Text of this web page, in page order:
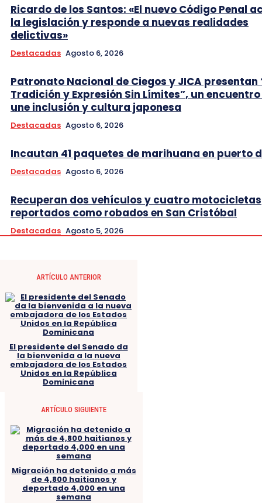
Ricardo de los Santos: «El nuevo Código Penal
la legislación y responde a nuevas realidades
delictivas»
Destacadas Agosto 6, 2026
Patronato Nacional de Ciegos y JICA presentan
Tradición y Expresión Sin Límites”, un
une inclusión y cultura japonesa
Destacadas Agosto 6, 2026
Incautan 41 paquetes de marihuana en puerto
Destacadas Agosto 6, 2026
Recuperan dos vehículos y cuatro motocicletas
reportados como robados en San Cristóbal
Destacadas Agosto 5, 2026
ARTÍCULO ANTERIOR
El presidente del Senado da
la bienvenida a la nueva
embajadora de los Estados
Unidos en la República
Dominicana
ARTÍCULO SIGUIENTE
Migración ha detenido a más
de 4,800 haitianos y
deportado 4,000 en una
semana